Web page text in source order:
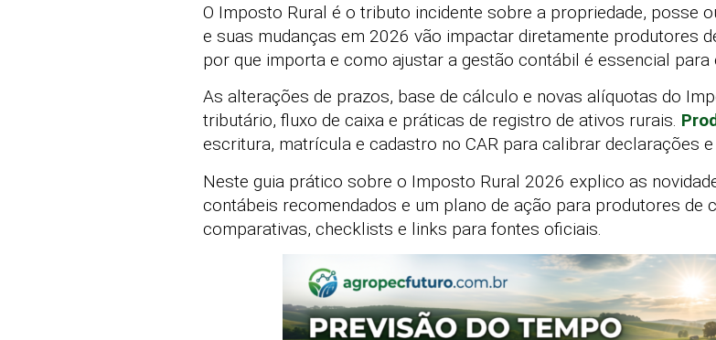
O Imposto Rural é o tributo incidente sobre a propriedade, posse
e suas mudanças em 2026 vão impactar diretamente produtores
por que importa e como ajustar a gestão contábil é essencial para
As alterações de prazos, base de cálculo e novas alíquotas do
tributário, fluxo de caixa e práticas de registro de ativos rurais.
escritura, matrícula e cadastro no CAR para calibrar declarações
Neste guia prático sobre o Imposto Rural 2026 explico as
contábeis recomendados e um plano de ação para produtores de
comparativas, checklists e links para fontes oficiais.